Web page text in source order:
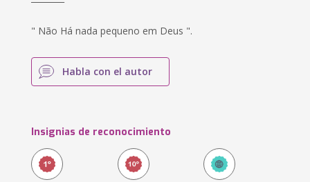
" Não Há nada pequeno em Deus ".
Habla con el autor
Insignias de reconocimiento